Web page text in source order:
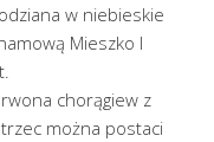
w niebieskie
Mieszko I
chorągiew z
można postaci